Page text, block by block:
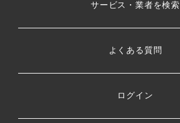
サービス・業者を検索
よくある質問
ログイン